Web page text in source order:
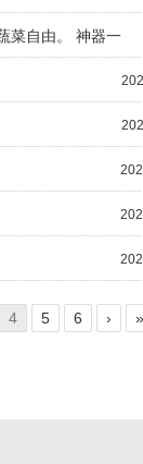
菜自由。 神器一
4 5 6 › »